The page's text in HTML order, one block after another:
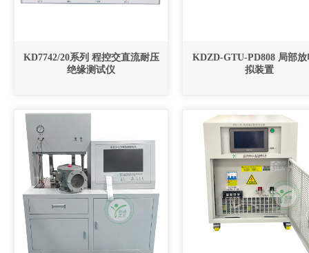
KD7742/20系列 程控交直流耐压
绝缘测试仪
KDZD-GTU-PD808 局部放
拟装置